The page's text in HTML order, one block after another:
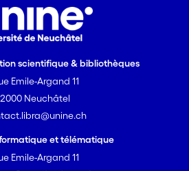
par Fabienne Fravalo,
à la Fondation Gandur pour
ce catalogue est introduit par un
de Marion Boudon-Machuel,
à l’université de Tours,
moderne. Il présente les
majeures de la collection,
scientifique & bibliothèques
Emile-Argand 11
2000 Neuchâtel
et télématique
Emile-Argand 11